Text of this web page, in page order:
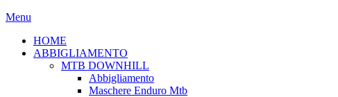
Menu
HOME
ABBIGLIAMENTO
MTB DOWNHILL
Abbigliamento
Maschere Enduro Mtb